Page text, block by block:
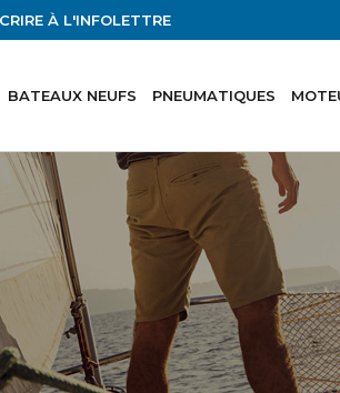
À L'INFOLETTRE
BATEAUX NEUFS PNEUMATIQUES